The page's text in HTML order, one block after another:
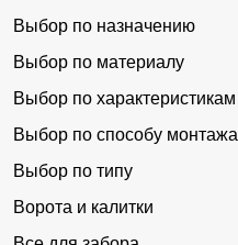
Выбор по назначению
Выбор по материалу
Выбор по характеристикам
Выбор по способу монтажа
Выбор по типу
Ворота и калитки